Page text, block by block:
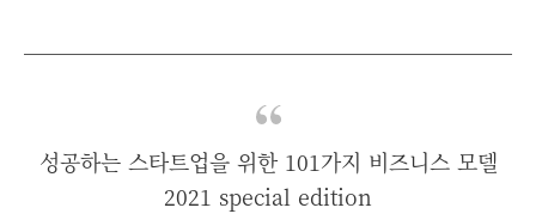
성공하는 스타트업을 위한 101가지 비즈니스 모델
2021 special edition